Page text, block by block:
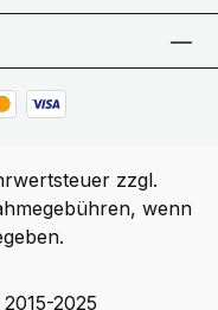
zzgl.
wenn
2025